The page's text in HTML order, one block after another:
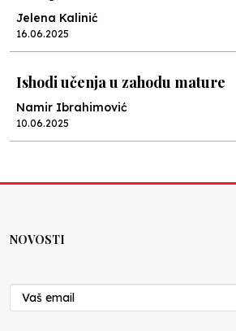
Jelena Kalinić
16.06.2025
Ishodi učenja u zahodu mature
Namir Ibrahimović
10.06.2025
Nenad Veličković
29.10.2024
NOVOSTI